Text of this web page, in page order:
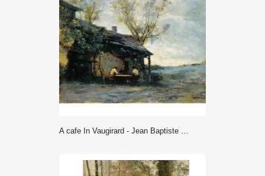
A cafe In Vaugirard - Jean Baptiste Camille Corot